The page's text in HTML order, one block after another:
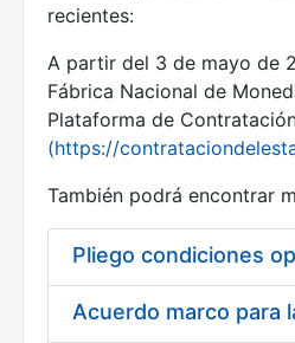
Mostrar/Ocultar
Mostrar/Ocultar
recientes:
A partir del 3 de mayo de
Fábrica Nacional de
Plataforma de
(https://
También podrá encontrar
Pliego condiciones
Acuerdo marco para